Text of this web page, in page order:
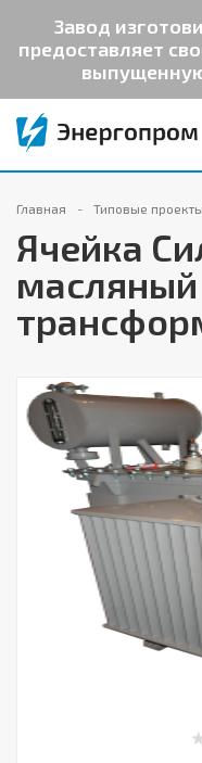
Завод
предоставляет
Главная Типовые проекты
Ячейка
масляный